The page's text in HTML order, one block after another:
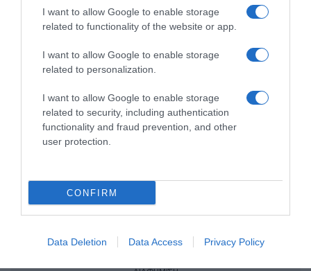
I want to allow Google to enable storage
related to functionality of the website or app.
I want to allow Google to enable storage
related to personalization.
I want to allow Google to enable storage
related to security, including authentication
functionality and fraud prevention, and other
user protection.
CONFIRM
Data Deletion Data Access Privacy Policy
Πάνω από 300 έλεγχοι στις παραλίες με
drones και MyCoast – Πρόστιμα έως
Θεοδωρικάκος: “Συμβάλλουμε στην εθνική
αναπτυξιακό καθεστώς για την Άμυνα”
Ακολούθησε το debater.gr στο
Share Tweet
ΠΑΡΑΣΚΕΥΑΣ ΑΝΤΖΑΣ